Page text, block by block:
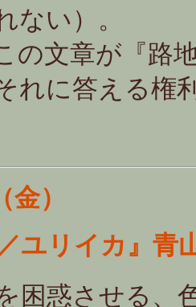
れない）。
文章が『路
れに答える
）
ユリイカ』青
困惑させる、